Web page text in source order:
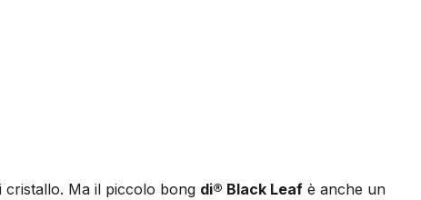
cristallo. Ma il piccolo bong di® Black Leaf è anche un